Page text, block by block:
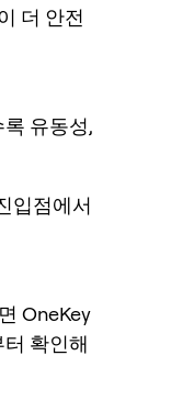
더 안전
유동성,
입점에서
OneKey
확인해